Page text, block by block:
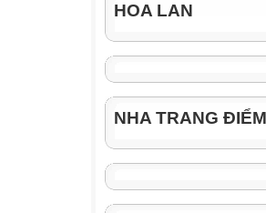
HOA LAN
NHA TRANG